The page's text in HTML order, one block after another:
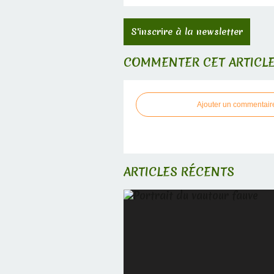
S'inscrire à la newsletter
COMMENTER CET
Ajouter un
ARTICLES RÉCENTS